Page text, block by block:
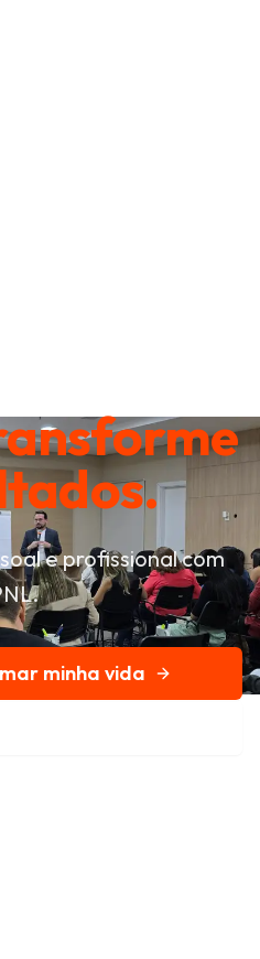
e profissional com
minha vida